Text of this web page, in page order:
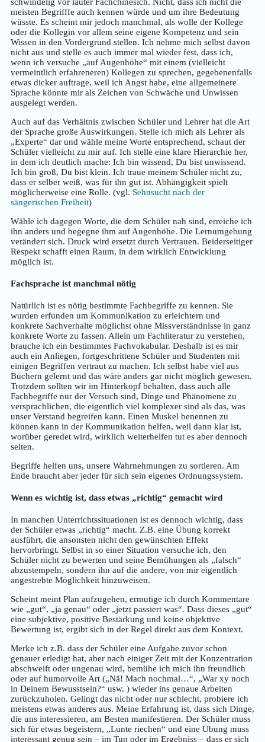
meisten Begrifffe auch kennen würde und um ihre Bedeutung
wüsste. Es scheint mir jedoch manchmal, als wolle der Kollege
oder die Kollegin vor allem seine eigene Kompetenz und sein
Wissen in den Vordergrund stellen. Ich nehme mich selbst davon
nicht aus und stelle es auch immer mal wieder fest, dass ich,
wenn ich versuche „auf Augenhöhe“ mit einem (vielleicht
vermeintlich erfahreneren) Kollegen zu sprechen, gegebenenfalls
etwas dicker auftrage, weil ich Angst habe, eine allgemeinere
Sprache könnte mir als Zeichen von Schwäche und Unwissen
ausgelegt werden.
Auch auf das Verhältnis zwischen Schüler und Lehrer hat die Art
der Sprache große Auswirkungen. Stelle ich mich als Lehrer als
„Experte“ dar und wähle meine Worte entsprechend, schaut der
Schüler vielleicht zu mir auf. Ich stelle eine klare Hierarchie her,
in dem ich deutlich mache: Ich bin wissend, Du bist unwissend.
Ich bin groß, Du bist klein. Ich traue meinem Schüler nicht zu,
dass er selber weiß, was für ihn gut ist. Abhängigkeit spielt
möglicherweise eine Rolle. (vgl. Sehnsucht nach der
sängerischen Freiheit)
Wähle ich dagegen Worte, die dem Schüler nah sind, erreiche ich
ihn anders und begegne ihm auf Augenhöhe. Die Lernumgebung
verändert sich. Druck wird ersetzt durch Vertrauen. Beiderseitiger
Respekt schafft einen Raum, in dem wirklich Entwicklung
möglich ist.
Fachsprache ist manchmal nötig
Natürlich ist es nötig bestimmte Fachbegriffe zu kennen. Sie
wurden erfunden um Kommunikation zu erleichtern und
konkrete Sachverhalte möglichst ohne Missverständnisse in ganz
konkrete Worte zu fassen. Allein um Fachliteratur zu verstehen,
brauche ich ein bestimmtes Fachvokabular. Deshalb ist es mir
auch ein Anliegen, fortgeschrittene Schüler und Studenten mit
einigen Begriffen vertraut zu machen. Ich selbst habe viel aus
Büchern gelernt und das wäre anders gar nicht möglich gewesen.
Trotzdem sollten wir im Hinterkopf behalten, dass auch alle
Fachbegriffe nur der Versuch sind, Dinge und Phänomene zu
versprachlichen, die eigentlich viel komplexer sind als das, was
unser Verstand begreifen kann. Einen Muskel benennen zu
können kann in der Kommunikation helfen, weil dann klar ist,
worüber geredet wird, wirklich weiterhelfen tut es aber dennoch
selten.
Begriffe helfen uns, unsere Wahrnehmungen zu sortieren. Am
Ende braucht aber jeder für sich sein eigenes Ordnungssystem.
Wenn es wichtig ist, dass etwas „richtig“ gemacht wird
In manchen Unterrichtssituationen ist es dennoch wichtig, dass
der Schüler etwas „richtig“ macht. Z.B. eine Übung korrekt
ausführt, die ansonsten nicht den gewünschten Effekt
hervorbringt. Selbst in so einer Situation versuche ich, den
Schüler nicht zu bewerten und seine Bemühungen als „falsch“
abzustempeln, sondern ihn auf die andere, von mir eigentlich
angestrebte Möglichkeit hinzuweisen.
Scheint meint Plan aufzugehen, ermutige ich durch Kommentare
wie „gut“, „ja genau“ oder „jetzt passiert was“. Dass dieses „gut“
eine subjektive, positive Bestärkung und keine objektive
Bewertung ist, ergibt sich in der Regel direkt aus dem Kontext.
Merke ich z.B. dass der Schüler eine Aufgabe zuvor schon
genauer erledigt hat, aber nach einiger Zeit mit der Konzentration
abschweift oder ungenau wird, bemühe ich mich ihn freundlich
oder auf humorvolle Art („Nä! Mach nochmal…“, „War xy noch
in Deinem Bewusstsein?“ usw. ) wieder ins genaue Arbeiten
zurückzuholen. Gelingt das nicht oder nur schlecht, probiere ich
meistens etwas anderes aus. Meine Erfahrung ist, dass sich Dinge,
die uns interessieren, am Besten manifestieren. Der Schüler muss
sich für etwas begeistern, „Lunte riechen“ und eine Übung muss
interessant genug sein – im Tun oder im Ergebniss – dass er sich